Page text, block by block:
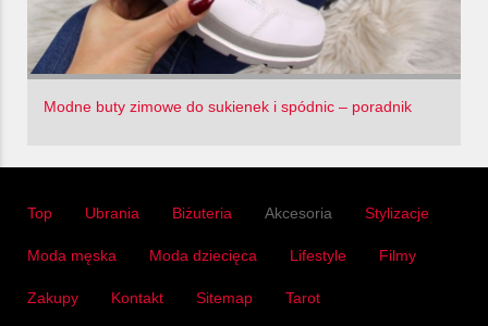
Modne buty zimowe do sukienek i spódnic – poradnik
Top Ubrania Biżuteria Akcesoria Stylizacje
Moda męska Moda dziecięca Lifestyle Filmy
Zakupy Kontakt Sitemap Tarot